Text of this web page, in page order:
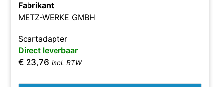
Fabrikant
METZ-WERKE GMBH
Scartadapter
Direct leverbaar
€ 23,76 incl. BTW